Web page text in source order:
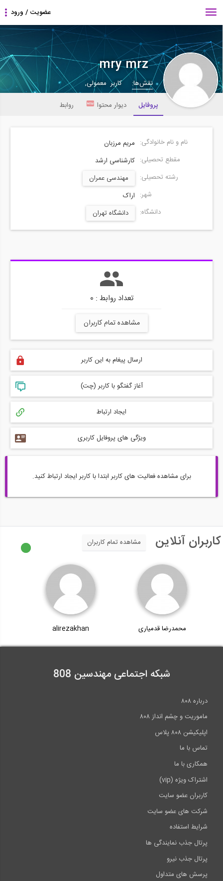
mry mrz
نقش‌ها:
کاربر معمولی,
پروفایل
دیوار محتوا روابط
نام و نام خانوادگی: مریم مرزبان
مقطع تحصیلی: کارشناسی ارشد
رشته تحصیلی:
مهندسی عمران
شهر: اراک
دانشگاه:
دانشگاه تهران
تعداد روابط : 0
مشاهده تمام کاربران
ارسال پیغام به این کاربر
آغاز گفتگو با کاربر (چت)
ایجاد ارتباط
ویژگی های پروفایل کاربری
برای مشاهده فعالیت های کاربر ابتدا با کاربر ایجاد ارتباط کنید.
کاربران آنلاین مشاهده تمام کاربران
محمدرضا قدمیاری alirezakhan
شبکه اجتماعی مهندسین 808
درباره ۸۰۸
ماموریت و چشم انداز ۸۰۸
اپلیکیشن ۸۰۸ پلاس
تماس با ما
همکاری با ما
اشتراک ویژه (vip)
کاربران عضو سایت
شرکت های عضو سایت
شرایط استفاده
پرتال جذب نمایندگی ها
پرتال جذب نیرو
پرسش های متداول